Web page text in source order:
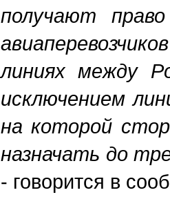
получают
линиях между
исключением
на которой
назначать до
- говорится в